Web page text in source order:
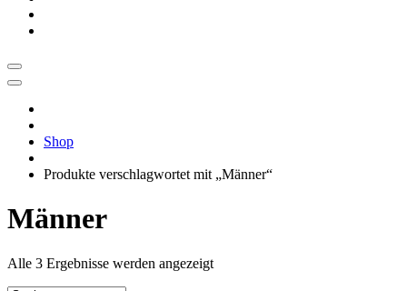
|
Oberlausitz
Regional
online
Shop
Produkte verschlagwortet mit „Männer“
Männer
Alle 3 Ergebnisse werden angezeigt